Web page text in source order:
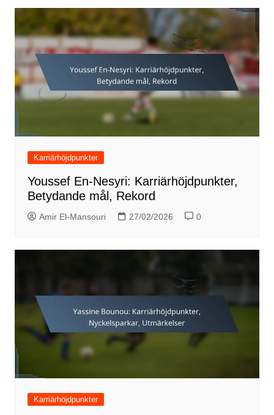
Karriärhöjdpunkter
Youssef En-Nesyri: Karriärhöjdpunkter,
Betydande mål, Rekord
Amir El-Mansouri 27/02/2026 0
Karriärhöjdpunkter